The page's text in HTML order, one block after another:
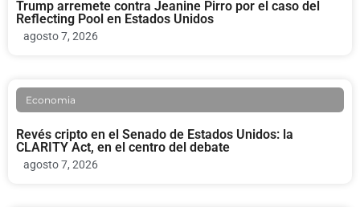
Trump arremete contra Jeanine Pirro por el caso del
Reflecting Pool en Estados Unidos
agosto 7, 2026
Economia
Revés cripto en el Senado de Estados Unidos: la
CLARITY Act, en el centro del debate
agosto 7, 2026